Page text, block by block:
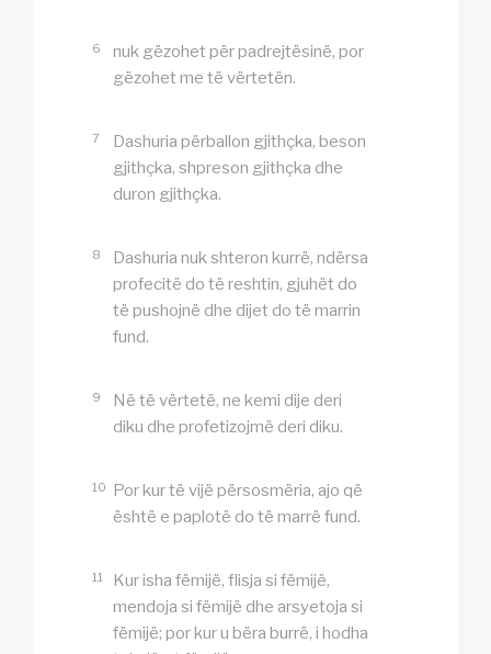
6
nuk gëzohet për padrejtësinë, por
gëzohet me të vërtetën.
7
Dashuria përballon gjithçka, beson
gjithçka, shpreson gjithçka dhe
duron gjithçka.
8
Dashuria nuk shteron kurrë, ndërsa
profecitë do të reshtin, gjuhët do
të pushojnë dhe dijet do të marrin
fund.
9
Në të vërtetë, ne kemi dije deri
diku dhe profetizojmë deri diku.
10 Por kur të vijë përsosmëria, ajo që
është e paplotë do të marrë fund.
11
Kur isha fëmijë, flisja si fëmijë,
mendoja si fëmijë dhe arsyetoja si
fëmijë; por kur u bëra burrë, i hodha